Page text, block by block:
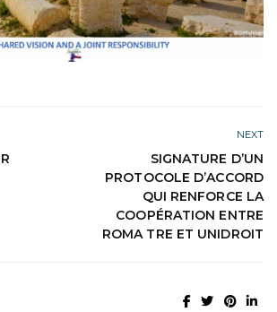
NEXT
SIGNATURE D’UN
PROTOCOLE D’ACCORD
QUI RENFORCE LA
COOPÉRATION ENTRE
ROMA TRE ET UNIDROIT